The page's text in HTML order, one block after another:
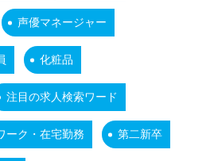
声優マネージャー
化粧品
注目の求人検索ワード
ーク・在宅勤務 第二新卒